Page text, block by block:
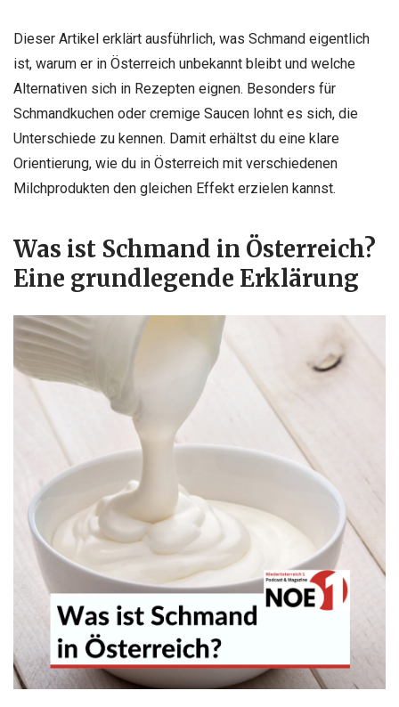
Dieser Artikel erklärt ausführlich, was Schmand eigentlich
ist, warum er in Österreich unbekannt bleibt und welche
Alternativen sich in Rezepten eignen. Besonders für
Schmandkuchen oder cremige Saucen lohnt es sich, die
Unterschiede zu kennen. Damit erhältst du eine klare
Orientierung, wie du in Österreich mit verschiedenen
Milchprodukten den gleichen Effekt erzielen kannst.
Was ist Schmand in Österreich?
Eine grundlegende Erklärung